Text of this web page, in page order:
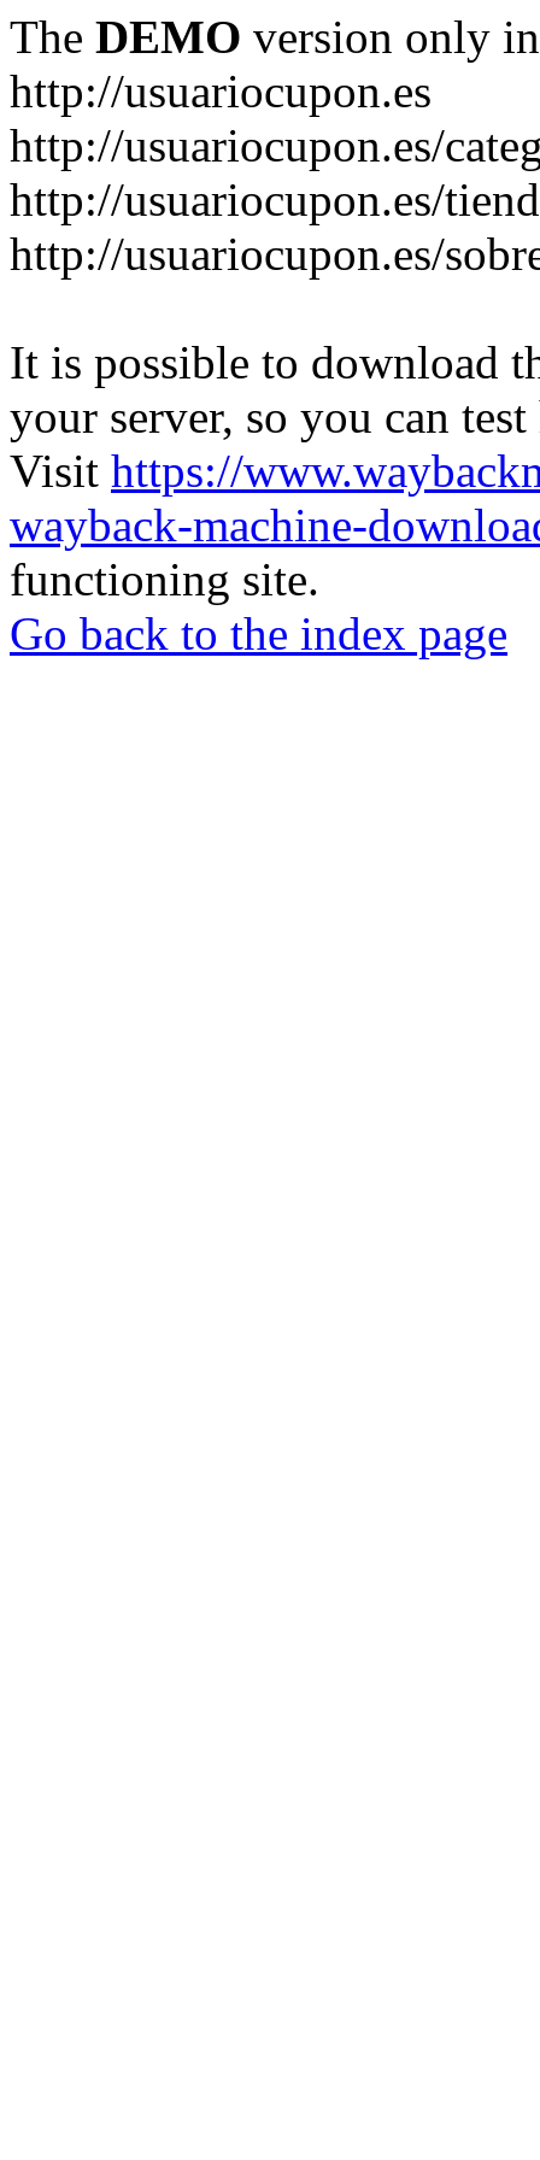
The DEMO version only
http://usuariocupon.es
http://usuariocupon.es/
http://usuariocupon.es/
http://usuariocupon.es/
It is possible to download
your server, so you can
Visit https://
wayback-machine-
functioning site.
Go back to the index page